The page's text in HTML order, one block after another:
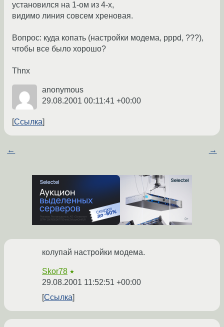
установился на 1-ом из 4-x,
видимо линия совсем хреновая.
Вопрос: куда копать (настройки модема, pppd, ???),
чтобы все было хорошо?
Thnx
anonymous
29.08.2001 00:11:41 +00:00
Ссылка
← →
колупай настройки модема.
Skor78 ★
29.08.2001 11:52:51 +00:00
Ссылка